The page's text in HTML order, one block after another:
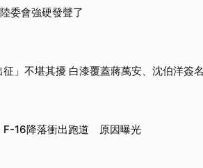
委會強硬發聲了
」不堪其擾 白漆覆蓋蔣萬安、沈伯洋簽
F-16降落衝出跑道 原因曝光